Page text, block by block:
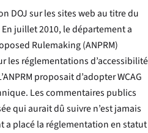
DOJ sur les sites web au titre du
juillet 2010, le département a
Rulemaking (ANPRM)
les réglementations d’accessibilité
proposait d’adopter WCAG
Les commentaires publics
qui aurait dû suivre n’est jamais
a placé la réglementation en statut